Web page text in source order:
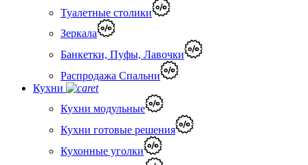
Туалетные столики
Зеркала
Банкетки, Пуфы, Лавочки
Распродажа Спальни
Кухни
Кухни модульные
Кухни готовые решения
Кухонные уголки